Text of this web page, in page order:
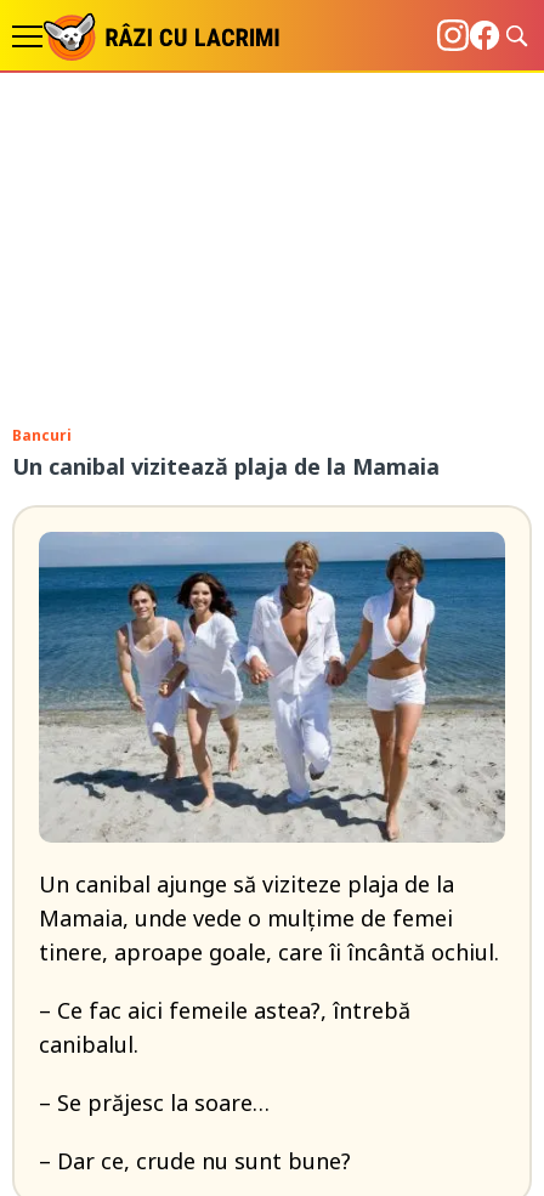
Bancuri
Un canibal vizitează plaja de la Mamaia
Un canibal ajunge să viziteze plaja de la
Mamaia, unde vede o mulţime de femei
tinere, aproape goale, care îi încântă ochiul.
– Ce fac aici femeile astea?, întrebă
canibalul.
– Se prăjesc la soare…
– Dar ce, crude nu sunt bune?